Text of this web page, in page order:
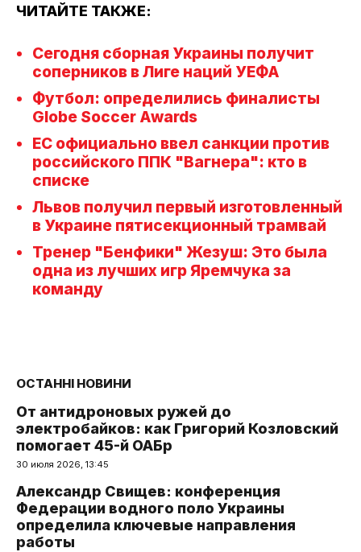
ЧИТАЙТЕ ТАКЖЕ:
Сегодня сборная Украины получит
соперников в Лиге наций УЕФА
Футбол: определились финалисты
Globe Soccer Awards
ЕС официально ввел санкции против
российского ППК "Вагнера": кто в
списке
Львов получил первый изготовленный
в Украине пятисекционный трамвай
Тренер "Бенфики" Жезуш: Это была
одна из лучших игр Яремчука за
команду
ОСТАННІ НОВИНИ
От антидроновых ружей до
электробайков: как Григорий Козловский
помогает 45-й ОАБр
30 июля 2026, 13:45
Александр Свищев: конференция
Федерации водного поло Украины
определила ключевые направления
работы